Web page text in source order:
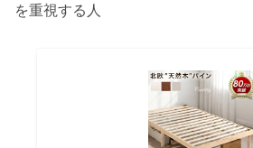
を重視する人